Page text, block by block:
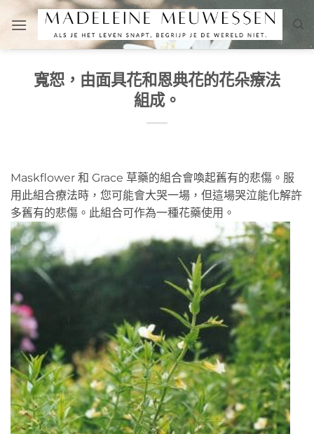
content
寬恕，由面具花和恩典花的花朵療法
組成。
Maskflower 和 Grace 草藥的組合會喚起舊有的悲傷。服
用此組合療法時，您可能會大哭一場，但這場哭泣能化解許
多舊有的悲傷。此組合可作為一種花藥使用。